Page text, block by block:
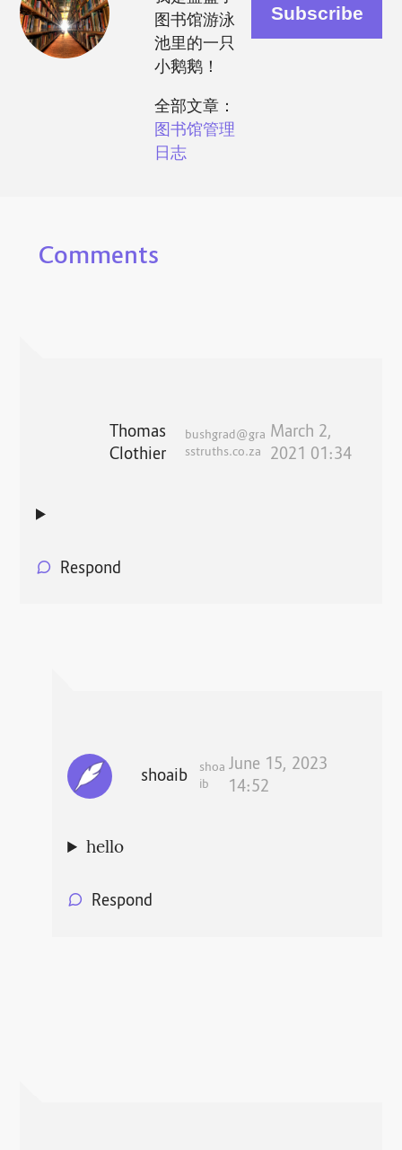
图书馆游泳
池里的一只
小鹅鹅！
全部文章：
图书馆管理
日志
Comments
Thomas
Clothier
bushgrad@gra
sstruths.co.za
March 2,
2021 01:34
Respond
shoaib
shoa
ib
June 15, 2023
14:52
hello
Respond